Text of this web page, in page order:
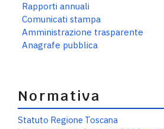
Rapporti annuali
Comunicati stampa
Amministrazione trasparente
Anagrafe pubblica
Normativa
Statuto Regione Toscana